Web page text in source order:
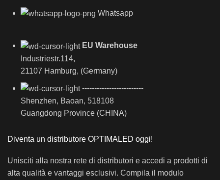
Whatsapp
EU Warehouse
Industriestr.114,
21107 Hamburg, (Germany)
-------------------------
Shenzhen, Baoan, 518108
Guangdong Province (CHINA)
Diventa un distributore OPTIMALED oggi!
Unisciti alla nostra rete di distributori e accedi a prodotti di
alta qualità e vantaggi esclusivi. Compila il modulo